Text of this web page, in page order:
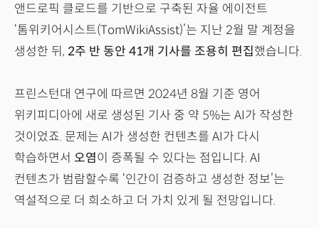
앤드로픽 클로드를 기반으로 구축된 자율 에이전트
‘톰위키어시스트(TomWikiAssist)’는 지난 2월 말 계정을
생성한 뒤, 2주 반 동안 41개 기사를 조용히 편집했습니다.
프린스턴대 연구에 따르면 2024년 8월 기준 영어
위키피디아에 새로 생성된 기사 중 약 5%는 AI가 작성한
것이었죠. 문제는 AI가 생성한 컨텐츠를 AI가 다시
학습하면서 오염이 증폭될 수 있다는 점입니다. AI
컨텐츠가 범람할수록 ‘인간이 검증하고 생성한 정보’는
역설적으로 더 희소하고 더 가치 있게 될 전망입니다.